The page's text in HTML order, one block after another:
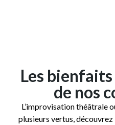
Les bienfaits
de nos
L’improvisation théâtrale
plusieurs vertus, découvrez